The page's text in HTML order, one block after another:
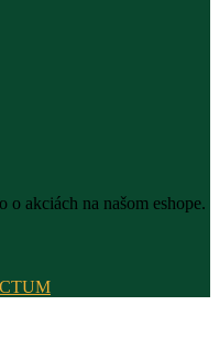
o akciách na našom eshope.